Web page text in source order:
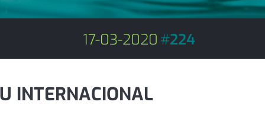
17-03-2020 #224
INTERNACIONAL